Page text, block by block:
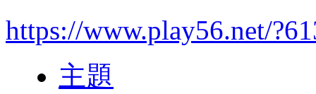
https://www.play56.net/
主題